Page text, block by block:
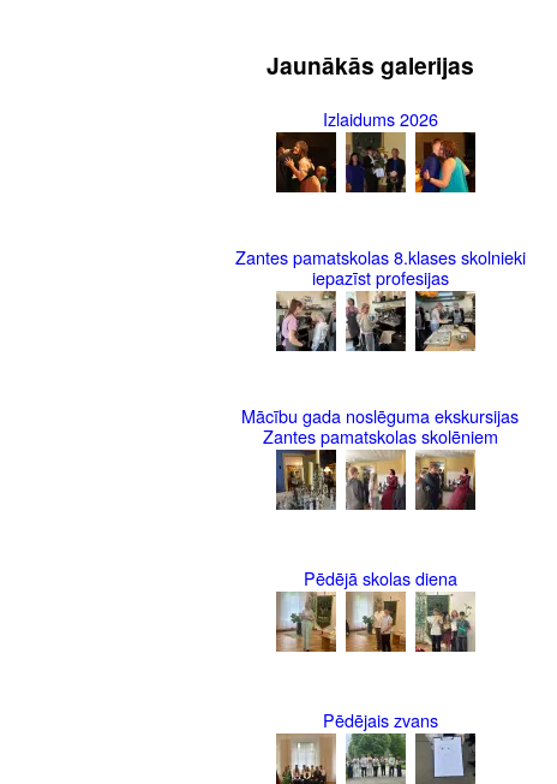
Jaunākās galerijas
Izlaidums 2026
Zantes pamatskolas 8.klases skolnieki
iepazīst profesijas
Mācību gada noslēguma ekskursijas
Zantes pamatskolas skolēniem
Pēdējā skolas diena
Pēdējais zvans